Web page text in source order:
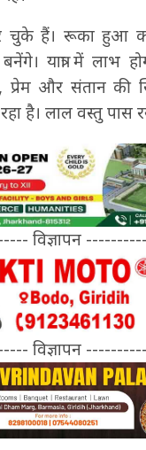
चुके हैं। रूका हुआ
यात्रा में लाभ
प्रेम और संतान की
है। लाल वस्‍तु पास
विज्ञापन
विज्ञापन